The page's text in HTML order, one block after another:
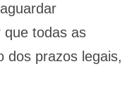
que todas as
dos prazos legais,